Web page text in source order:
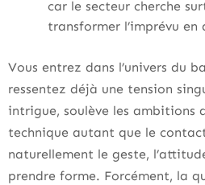
car le secteur cherche
transformer l’imprévu
Vous entrez dans l’univers du
ressentez déjà une tension
intrigue, soulève les ambitions
technique autant que le
naturellement le geste,
prendre forme. Forcément, la